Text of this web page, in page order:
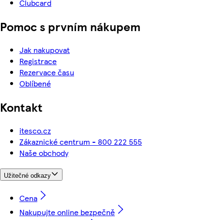
Clubcard
Pomoc s prvním nákupem
Jak nakupovat
Registrace
Rezervace času
Oblíbené
Kontakt
itesco.cz
Zákaznické centrum - 800 222 555
Naše obchody
Užitečné odkazy
Cena
Nakupujte online bezpečně